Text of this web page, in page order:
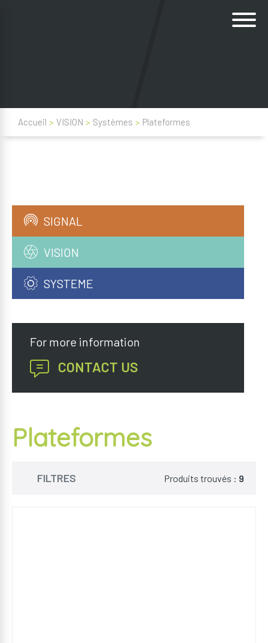
Accueil > VISION > Systèmes > Plateformes
SIGNAL
Plateformes
VISION
Plateformes
SYSTEME
For more information
CONTACT US
Plateformes
FILTRES Produits trouvés : 9